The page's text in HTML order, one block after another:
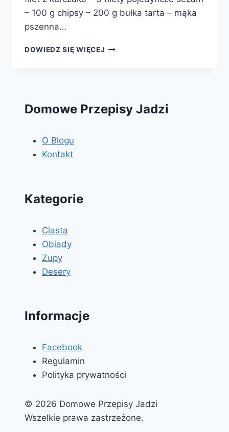
– 100 g chipsy – 200 g bułka tarta – mąka
pszenna…
DOWIEDZ SIĘ WIĘCEJ NUGGETSY
Domowe Przepisy Jadzi
O Blogu
Kontakt
Kategorie
Ciasta
Obiady
Zupy
Desery
Informacje
Facebook
Regulamin
Polityka prywatności
© 2026 Domowe Przepisy Jadzi
Wszelkie prawa zastrzeżone.